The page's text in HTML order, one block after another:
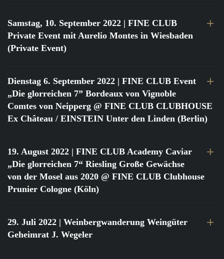
Samstag, 10. September 2022 | FINE CLUB
Private Event mit Aurelio Montes in Wiesbaden
(Private Event)
Dienstag 6. September 2022 | FINE CLUB Event
„Die glorreichen 7” Bordeaux von Vignoble
Comtes von Neipperg @ FINE CLUB CLUBHOUSE
Ex Château / EINSTEIN Unter den Linden (Berlin)
19. August 2022 | FINE CLUB Academy Caviar
„Die glorreichen 7“ Riesling Große Gewächse
von der Mosel aus 2020 @ FINE CLUB Clubhouse
Prunier Cologne (Köln)
29. Juli 2022 | Weinbergwanderung Weingüter
Geheimrat J. Wegeler